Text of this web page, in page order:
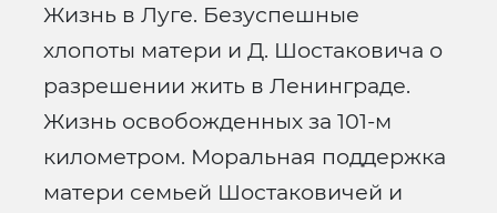
Жизнь в Луге. Безуспешные
хлопоты матери и Д. Шостаковича о
разрешении жить в Ленинграде.
Жизнь освобожденных за 101-м
километром. Моральная поддержка
матери семьей Шостаковичей и